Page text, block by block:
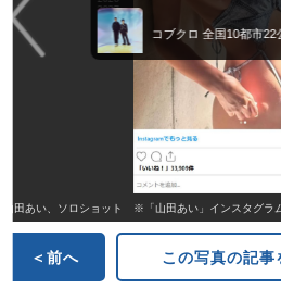
コブクロ 全国10都市22
山田あい、ソロショット ※「山田あい」インスタグラ
＜前へ この写真の記事